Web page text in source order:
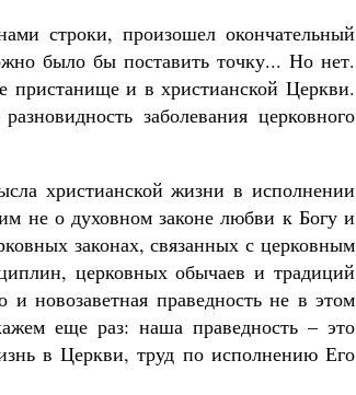
строки, произошел окончательный
было бы поставить точку... Но нет.
пристанище и в христианской Церкви.
заболевания церковного
христианской жизни в исполнении
не о духовном законе любви к Богу и
законах, связанных с церковным
церковных обычаев и традиций
и новозаветная праведность не в этом
еще раз: наша праведность – это
в Церкви, труд по исполнению Его